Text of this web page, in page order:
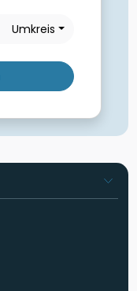
Umkreis